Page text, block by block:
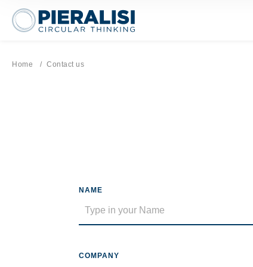
Pieralisi Maip Spa
Home Current page:
Contact us
NAME
COMPANY